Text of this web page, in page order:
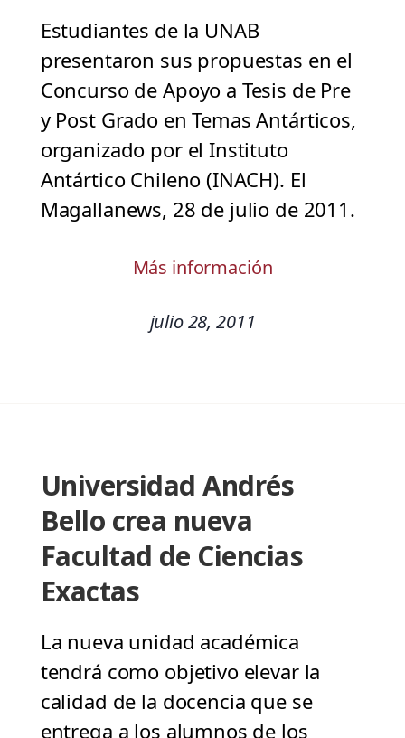
Estudiantes de la UNAB
presentaron sus propuestas en el
Concurso de Apoyo a Tesis de Pre
y Post Grado en Temas Antárticos,
organizado por el Instituto
Antártico Chileno (INACH). El
Magallanews, 28 de julio de 2011.
Más información
julio 28, 2011
Universidad Andrés
Bello crea nueva
Facultad de Ciencias
Exactas
La nueva unidad académica
tendrá como objetivo elevar la
calidad de la docencia que se
entrega a los alumnos de los